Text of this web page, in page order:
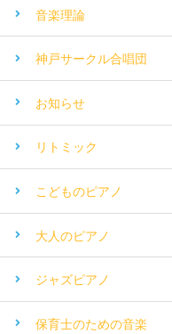
音楽理論
神戸サークル合唱団
お知らせ
リトミック
こどものピアノ
大人のピアノ
ジャズピアノ
保育士のための音楽